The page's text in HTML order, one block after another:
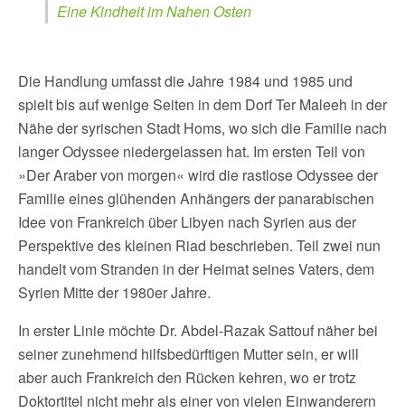
Eine Kindheit im Nahen Osten
Die Handlung umfasst die Jahre 1984 und 1985 und
spielt bis auf wenige Seiten in dem Dorf Ter Maleeh in der
Nähe der syrischen Stadt Homs, wo sich die Familie nach
langer Odyssee niedergelassen hat. Im ersten Teil von
»Der Araber von morgen« wird die rastlose Odyssee der
Familie eines glühenden Anhängers der panarabischen
Idee von Frankreich über Libyen nach Syrien aus der
Perspektive des kleinen Riad beschrieben. Teil zwei nun
handelt vom Stranden in der Heimat seines Vaters, dem
Syrien Mitte der 1980er Jahre.
In erster Linie möchte Dr. Abdel-Razak Sattouf näher bei
seiner zunehmend hilfsbedürftigen Mutter sein, er will
aber auch Frankreich den Rücken kehren, wo er trotz
Doktortitel nicht mehr als einer von vielen Einwanderern